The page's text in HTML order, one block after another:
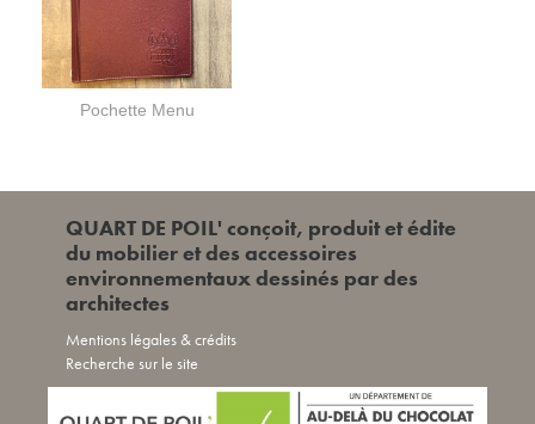
Pochette Menu
QUART DE POIL' conçoit, produit et édite
du mobilier et des accessoires
environnementaux dessinés par des
architectes
Mentions légales & crédits
Recherche sur le site